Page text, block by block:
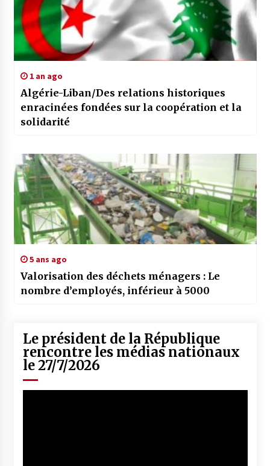
1 an ago
Algérie-Liban/Des relations historiques
enracinées fondées sur la coopération et la
solidarité
5 ans ago
Valorisation des déchets ménagers : Le
nombre d’employés, inférieur à 5000
Le président de la République
rencontre les médias nationaux
le 27/7/2026